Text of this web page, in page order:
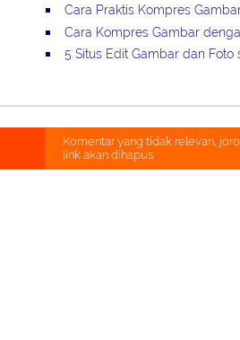
Cara Praktis Kompres
Cara Kompres Gambar
5 Situs Edit Gambar dan Foto
Komentar yang tidak relevan,
link akan dihapus